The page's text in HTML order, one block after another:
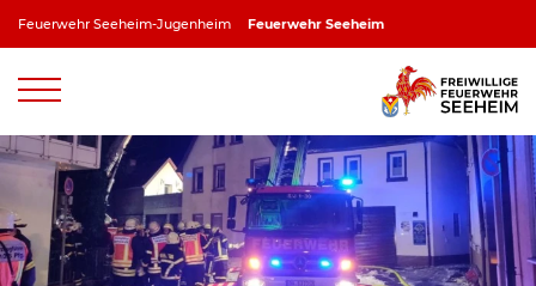
Feuerwehr Seeheim-Jugenheim Feuerwehr Seeheim